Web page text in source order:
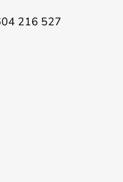
216 527